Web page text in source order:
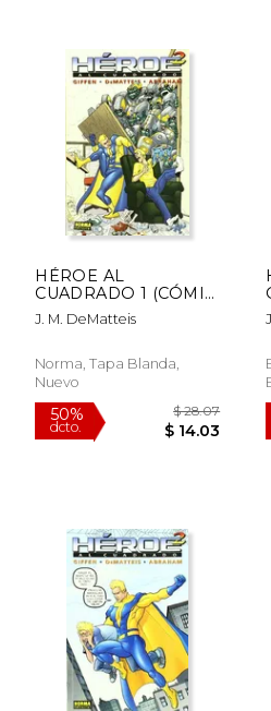
50%
dcto.
HÉROE AL
CUADRADO 1 (CÓMIC
USA)
J. M. DeMatteis
Norma, Tapa Blanda,
Nuevo